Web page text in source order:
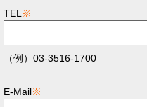
TEL※
（例）03-3516-1700
E-Mail※